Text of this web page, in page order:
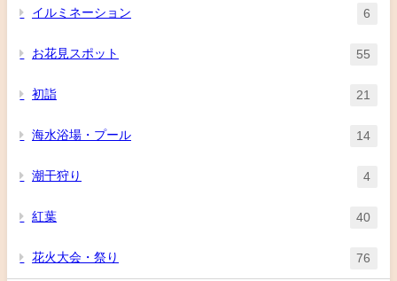
イルミネーション 6
お花見スポット 55
初詣 21
海水浴場・プール 14
潮干狩り 4
紅葉 40
花火大会・祭り 76